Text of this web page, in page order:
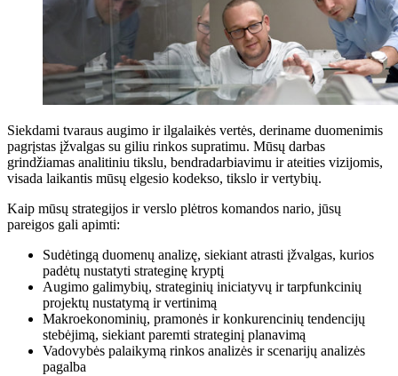
Siekdami tvaraus augimo ir ilgalaikės vertės, deriname duomenimis
pagrįstas įžvalgas su giliu rinkos supratimu. Mūsų darbas
grindžiamas analitiniu tikslu, bendradarbiavimu ir ateities vizijomis,
visada laikantis mūsų elgesio kodekso, tikslo ir vertybių.
Kaip mūsų strategijos ir verslo plėtros komandos nario, jūsų
pareigos gali apimti:
Sudėtingą duomenų analizę, siekiant atrasti įžvalgas, kurios
padėtų nustatyti strateginę kryptį
Augimo galimybių, strateginių iniciatyvų ir tarpfunkcinių
projektų nustatymą ir vertinimą
Makroekonominių, pramonės ir konkurencinių tendencijų
stebėjimą, siekiant paremti strateginį planavimą
Vadovybės palaikymą rinkos analizės ir scenarijų analizės
pagalba